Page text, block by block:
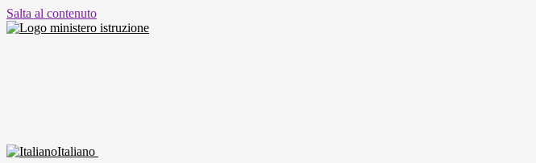
Salta al contenuto
Italiano